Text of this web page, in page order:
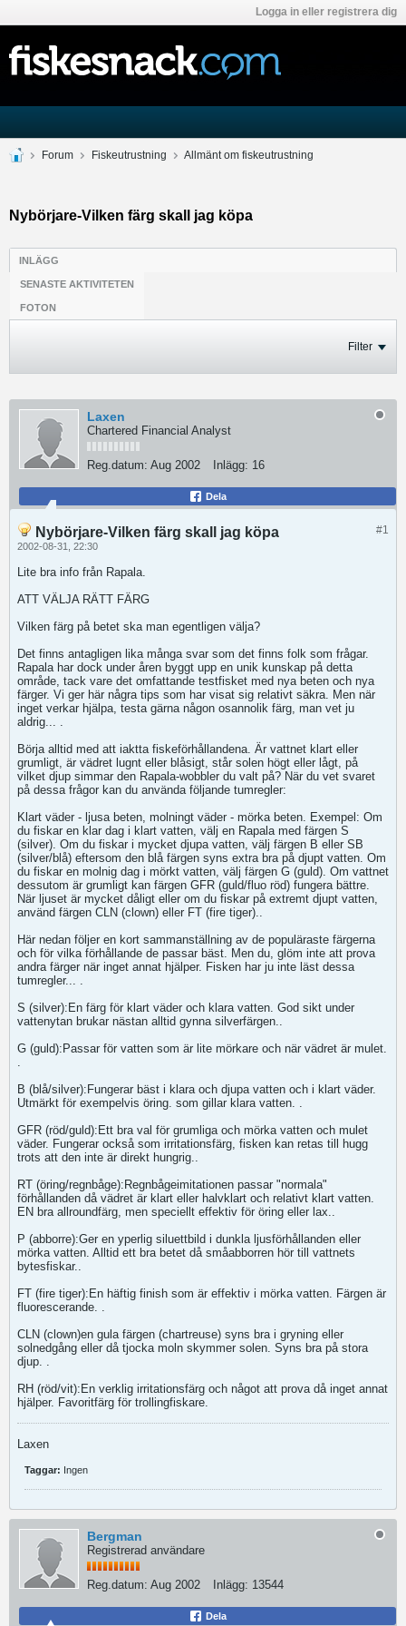
Logga in eller registrera dig
Forum Fiskeutrustning Allmänt om fiskeutrustning
Nybörjare-Vilken färg skall jag köpa
INLÄGG
SENASTE AKTIVITETEN
FOTON
Filter
Laxen
Chartered Financial Analyst
Reg.datum: Aug 2002 Inlägg: 16
Dela
#1
Nybörjare-Vilken färg skall jag köpa
2002-08-31, 22:30
Lite bra info från Rapala.
ATT VÄLJA RÄTT FÄRG
Vilken färg på betet ska man egentligen välja?
Det finns antagligen lika många svar som det finns folk som frågar.
Rapala har dock under åren byggt upp en unik kunskap på detta
område, tack vare det omfattande testfisket med nya beten och nya
färger. Vi ger här några tips som har visat sig relativt säkra. Men när
inget verkar hjälpa, testa gärna någon osannolik färg, man vet ju
aldrig... .
Börja alltid med att iaktta fiskeförhållandena. Är vattnet klart eller
grumligt, är vädret lugnt eller blåsigt, står solen högt eller lågt, på
vilket djup simmar den Rapala-wobbler du valt på? När du vet svaret
på dessa frågor kan du använda följande tumregler:
Klart väder - ljusa beten, molningt väder - mörka beten. Exempel: Om
du fiskar en klar dag i klart vatten, välj en Rapala med färgen S
(silver). Om du fiskar i mycket djupa vatten, välj färgen B eller SB
(silver/blå) eftersom den blå färgen syns extra bra på djupt vatten. Om
du fiskar en molnig dag i mörkt vatten, välj färgen G (guld). Om vattnet
dessutom är grumligt kan färgen GFR (guld/fluo röd) fungera bättre.
När ljuset är mycket dåligt eller om du fiskar på extremt djupt vatten,
använd färgen CLN (clown) eller FT (fire tiger)..
Här nedan följer en kort sammanställning av de populäraste färgerna
och för vilka förhållande de passar bäst. Men du, glöm inte att prova
andra färger när inget annat hjälper. Fisken har ju inte läst dessa
tumregler... .
S (silver):En färg för klart väder och klara vatten. God sikt under
vattenytan brukar nästan alltid gynna silverfärgen..
G (guld):Passar för vatten som är lite mörkare och när vädret är mulet.
.
B (blå/silver):Fungerar bäst i klara och djupa vatten och i klart väder.
Utmärkt för exempelvis öring. som gillar klara vatten. .
GFR (röd/guld):Ett bra val för grumliga och mörka vatten och mulet
väder. Fungerar också som irritationsfärg, fisken kan retas till hugg
trots att den inte är direkt hungrig..
RT (öring/regnbåge):Regnbågeimitationen passar "normala"
förhållanden då vädret är klart eller halvklart och relativt klart vatten.
EN bra allroundfärg, men speciellt effektiv för öring eller lax..
P (abborre):Ger en yperlig siluettbild i dunkla ljusförhållanden eller
mörka vatten. Alltid ett bra betet då småabborren hör till vattnets
bytesfiskar..
FT (fire tiger):En häftig finish som är effektiv i mörka vatten. Färgen är
fluorescerande. .
CLN (clown)en gula färgen (chartreuse) syns bra i gryning eller
solnedgång eller då tjocka moln skymmer solen. Syns bra på stora
djup. .
RH (röd/vit):En verklig irritationsfärg och något att prova då inget annat
hjälper. Favoritfärg för trollingfiskare.
Laxen
Taggar: Ingen
Bergman
Registrerad användare
Reg.datum: Aug 2002 Inlägg: 13544
Dela